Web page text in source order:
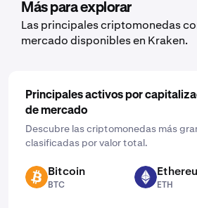
Más para explorar
Las principales criptomonedas
mercado disponibles en Kraken.
Principales activos por
de mercado
Descubre las criptomonedas más
clasificadas por valor total.
BTC Bitcoin
BTC
ETH
ETH